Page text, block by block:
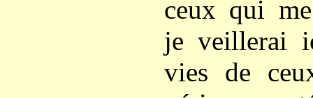
ceux qui
je veillerai
vies de